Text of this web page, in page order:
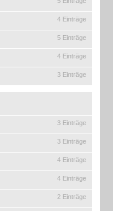
4 Einträge
5 Einträge
4 Einträge
3 Einträge
3 Einträge
3 Einträge
4 Einträge
4 Einträge
2 Einträge